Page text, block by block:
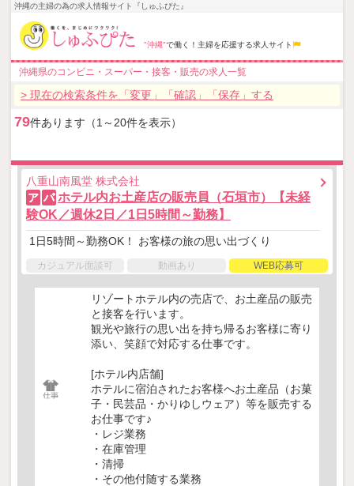
沖縄の主婦の為の求人情報サイト『しゅふぴた』
"沖縄"で働く！主婦を応援する求人サイト
沖縄県のコンビニ・スーパー・接客・販売の求人一覧
> 現在の検索条件を「変更」「確認」「保存」する
79件あります（1～20件を表示）
八重山南風堂 株式会社
ア パ ホテル内お土産店の販売員（石垣市）【未経
験OK／週休2日／1日5時間～勤務】
1日5時間～勤務OK！ お客様の旅の思い出づくり
カジュアル面談可 動画あり WEB応募可
リゾートホテル内の売店で、お土産品の販売
と接客を行います。
観光や旅行の思い出を持ち帰るお客様に寄り
添い、笑顔で対応する仕事です。
[ホテル内店舗]
ホテルに宿泊されたお客様へお土産品（お菓
子・民芸品・かりゆしウェア）等を販売する
お仕事です♪
・レジ業務
・在庫管理
・清掃
・その他付随する業務